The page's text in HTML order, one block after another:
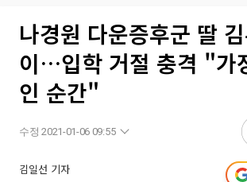
나경원 다운증후군 딸
이…입학 거절 충격 "가
인 순간"
수정 2021-01-06 09:55
김일선 기자